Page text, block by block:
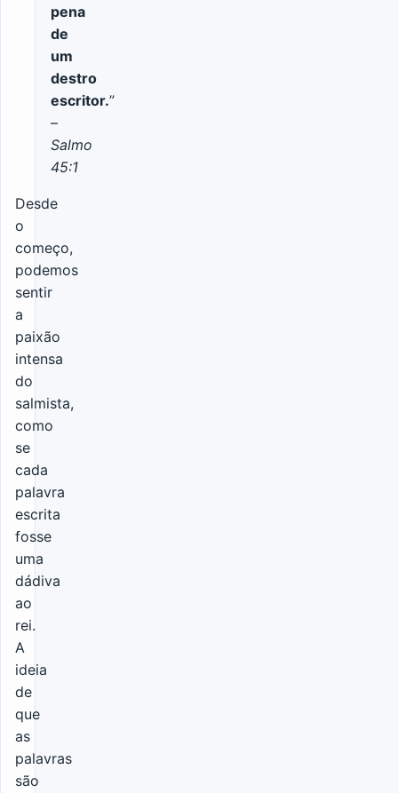
pena
de
um
destro
escritor.”
–
Salmo
45:1
Desde
o
começo,
podemos
sentir
a
paixão
intensa
do
salmista,
como
se
cada
palavra
escrita
fosse
uma
dádiva
ao
rei.
A
ideia
de
que
as
palavras
são